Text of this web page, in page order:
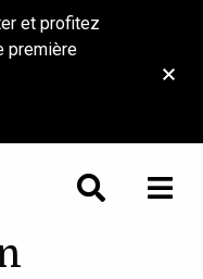
et profitez
première